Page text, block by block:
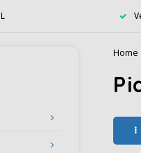
Home